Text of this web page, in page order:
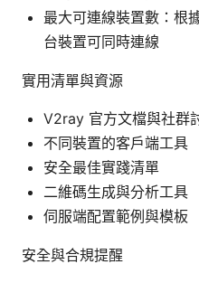
最大可連線裝置數：根
台裝置可同時連線
實用清單與資源
V2ray 官方文檔與社群
不同裝置的客戶端工具
安全最佳實踐清單
二維碼生成與分析工具
伺服端配置範例與模板
安全與合規提醒